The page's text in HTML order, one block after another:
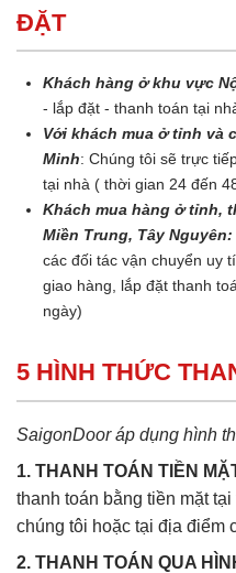
ĐẶT
Khách hàng ở khu vực
- lắp đặt - thanh toán tại
Với khách mua ở tỉnh và
Minh: Chúng tôi sẽ trực
tại nhà ( thời gian 24 đến
Khách mua hàng ở tỉnh,
Miền Trung, Tây Nguyên:
các đối tác vận chuyển uy
giao hàng, lắp đặt thanh
ngày)
5 HÌNH THỨC
SaigonDoor áp dụng hình
1. THANH TOÁN TIỀN
thanh toán bằng tiền mặt
chúng tôi hoặc tại địa điểm
2. THANH TOÁN QUA